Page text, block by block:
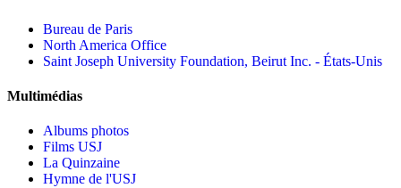
Bureau de Paris
North America Office
Saint Joseph University Foundation, Beirut Inc. - États-Unis
Multimédias
Albums photos
Films USJ
La Quinzaine
Hymne de l'USJ